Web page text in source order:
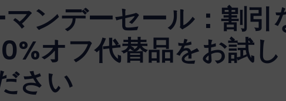
ンデーセール：割引
オフ代替品をお試し
さい